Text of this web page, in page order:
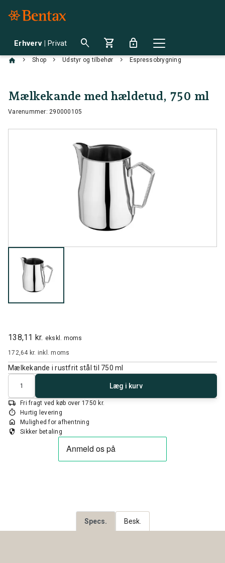
Erhverv | Privat search shopping_cart lock
chevron_right Shop chevron_right Udstyr og tilbehør chevron_right Espressobrygning
Mælkekande med hældetud, 750 ml
Varenummer: 290000105
138,11 kr. ekskl. moms
172,64 kr. inkl. moms
Mælkekande i rustfrit stål til 750 ml
Antal
Læg i kurv
local_shipping Fri fragt ved køb over 1750 kr.
timer Hurtig levering
home Mulighed for afhentning
security Sikker betaling
Specs. Besk.